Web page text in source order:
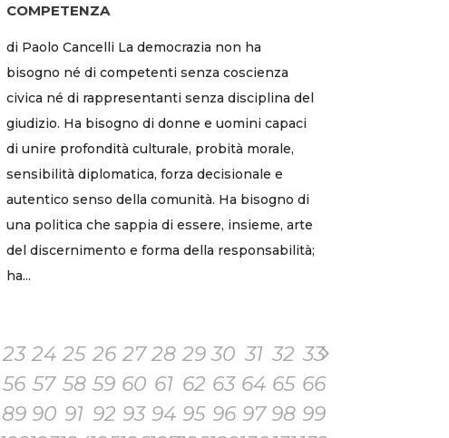
COMPETENZA
di Paolo Cancelli La democrazia non ha
bisogno né di competenti senza coscienza
civica né di rappresentanti senza disciplina del
giudizio. Ha bisogno di donne e uomini capaci
di unire profondità culturale, probità morale,
sensibilità diplomatica, forza decisionale e
autentico senso della comunità. Ha bisogno di
una politica che sappia di essere, insieme, arte
del discernimento e forma della responsabilità;
ha...
23 24 25 26 27 28 29 30 31 32 33
56 57 58 59 60 61 62 63 64 65 66
89 90 91 92 93 94 95 96 97 98 99